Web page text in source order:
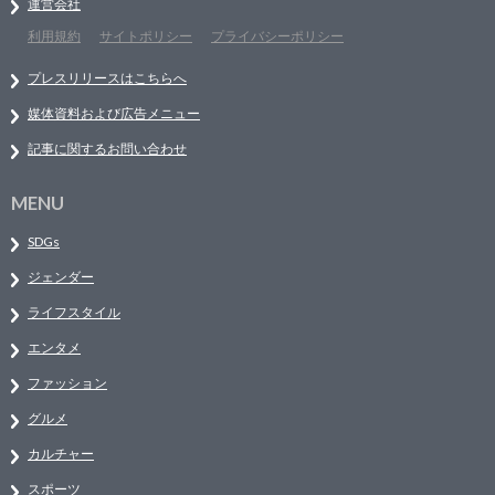
運営会社
利用規約
サイトポリシー プライバシーポリシー
プレスリリースはこちらへ
媒体資料および広告メニュー
記事に関するお問い合わせ
MENU
SDGs
ジェンダー
ライフスタイル
エンタメ
ファッション
グルメ
カルチャー
スポーツ